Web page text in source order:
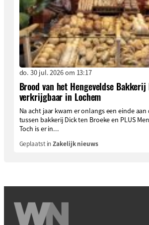
do. 30 jul. 2026 om 13:17
Brood van het Hengeveldse
verkrijgbaar in Lochem
Na acht jaar kwam er onlangs een einde
tussen bakkerij Dick ten Broeke en PLUS
Toch is er in...
Geplaatst inZakelijk nieuws